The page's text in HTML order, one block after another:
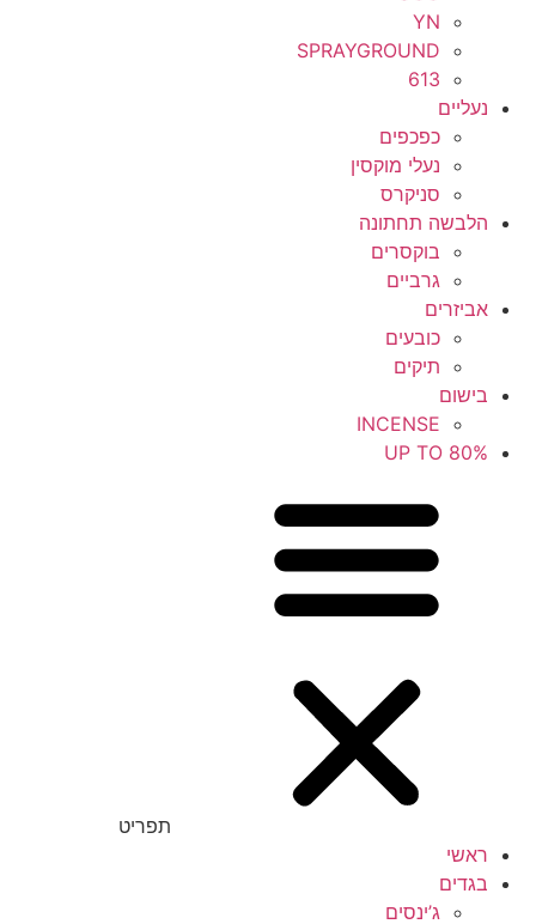
YN
SPRAYGROUND
613
נעליים
כפכפים
נעלי מוקסין
סניקרס
הלבשה תחתונה
בוקסרים
גרביים
אביזרים
כובעים
תיקים
בישום
INCENSE
UP TO 80%
תפריט
ראשי
בגדים
ג’ינסים